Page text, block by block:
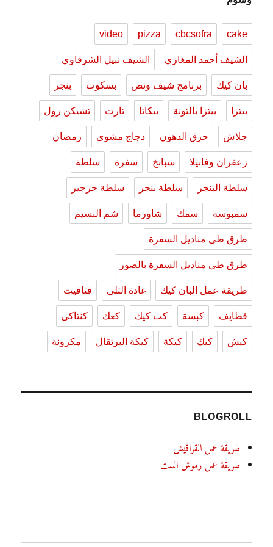
cake
cbcsofra
pizza
video
الشيف أحمد المغازي الشيف نبيل الشرقاوي
بان كيك برنامج شيف ونص بسكوت بنجر
بيتزا بيتزا بالتونة بيكاتا تارت تشيكن رول
جلاش حرق الدهون دجاج مشوى رمضان
زعفران وفانيلا سبانخ سفرة سلطة
سلطة البنجر سلطة بنجر سلطة جرجير
سمبوسة سمك شاورما شم النسيم
طرق طى مناديل السفرة
طرق طى مناديل السفرة بالصور
طريقة عمل البان كيك غادة التلى فتافيت
قطايف كبسة كب كيك كعك كنتاكى
كيش كيك كيكة كيكة البرتقال مكرونة
BLOGROLL
طريقة عمل القراقيش
طريقة عمل رموش الست